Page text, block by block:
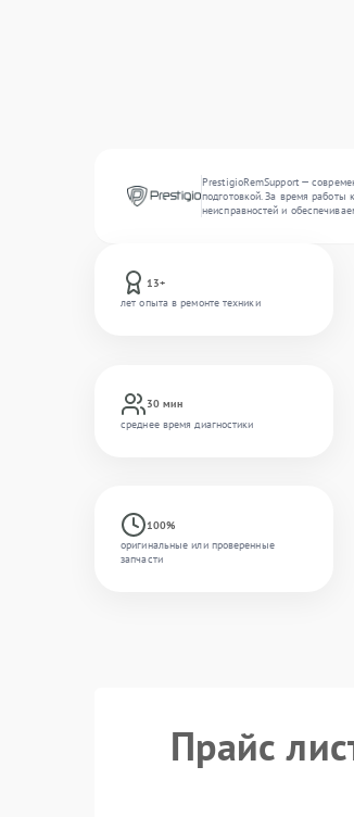
PrestigioRemSupport —
подготовкой. За время
неисправностей и
13+
лет опыта в ремонте техники
30 мин
среднее время диагностики
100%
оригинальные или проверенные
запчасти
Прайс